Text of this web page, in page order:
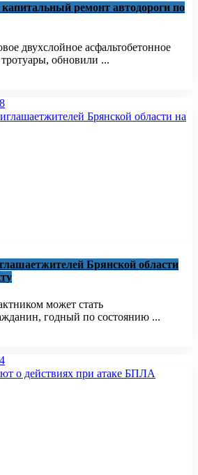
ремонт автодороги по
двухслойное асфальтобетонное
обновили ...
Брянской области
может стать
годный по состоянию ...